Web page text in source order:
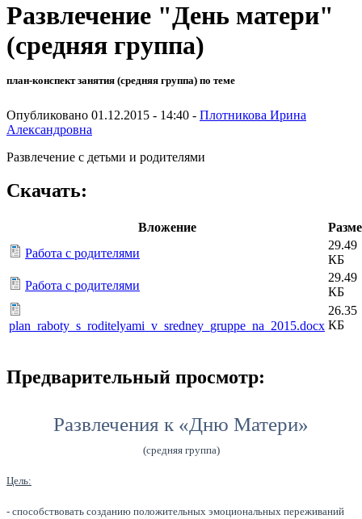
Развлечение "День матери"
(средняя группа)
план-конспект занятия (средняя группа) по теме
Опубликовано 01.12.2015 - 14:40 - Плотникова Ирина
Александровна
Развлечение с детьми и родителями
Скачать:
Вложение
Работа с родителями
29.49
КБ
Работа с родителями
29.49
КБ
plan_raboty_s_roditelyami_v_sredney_gruppe_na_2015.docx
26.35
КБ
Предварительный просмотр:
Развлечения к «Дню Матери»
(средняя группа)
Цель:
- способствовать созданию положительных эмоциональных переживаний